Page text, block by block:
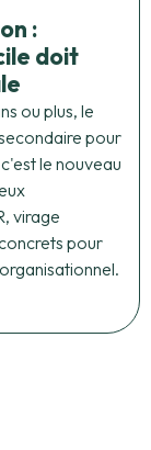
:
doit
ou plus, le
pour
le nouveau
virage
pour